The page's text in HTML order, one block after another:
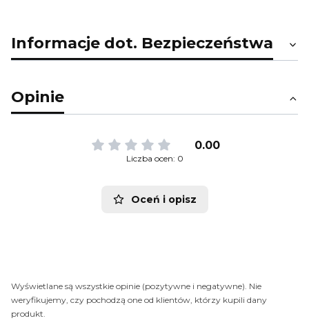
Informacje dot. Bezpieczeństwa
Opinie
0.00
Liczba ocen: 0
Oceń i opisz
Wyświetlane są wszystkie opinie (pozytywne i negatywne). Nie
weryfikujemy, czy pochodzą one od klientów, którzy kupili dany
produkt.